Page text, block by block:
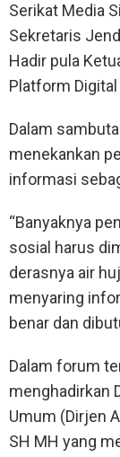
Serikat Media
Sekretaris
Hadir pula
Platform
Dalam
menekankan
informasi
“Banyaknya
sosial harus
derasnya air
menyaring
benar dan
Dalam forum
menghadirkan
Umum (Dirjen
SH MH yang